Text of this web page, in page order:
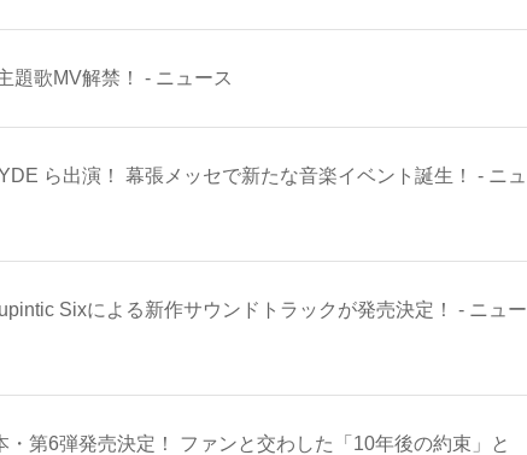
題歌MV解禁！ - ニュース
ら出演！ 幕張メッセで新たな音楽イベント誕生！ - ニュ
Sixによる新作サウンドトラックが発売決定！ - ニュー
第6弾発売決定！ ファンと交わした「10年後の約束」と